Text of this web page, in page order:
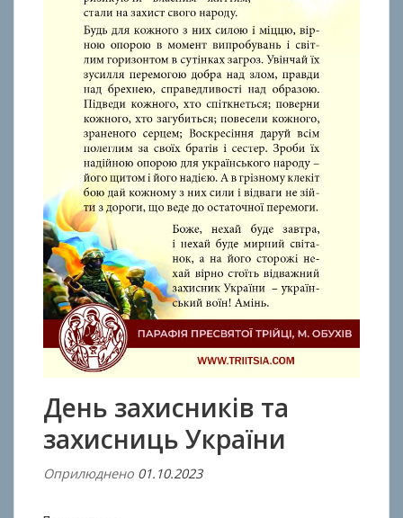
День захисників та
захисниць України
Оприлюднено 01.10.2023В